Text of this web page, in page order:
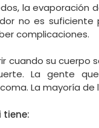
la
no es
complicaciones.
cuando su
La gente
La mayoría
tiene: